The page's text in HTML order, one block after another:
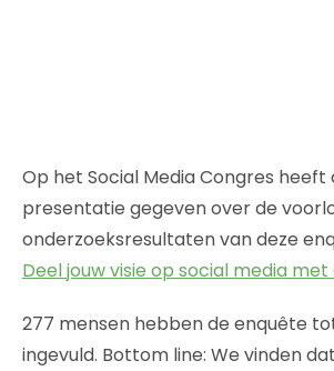
Op het Social Media Congres heeft
presentatie gegeven over de
onderzoeksresultaten van deze
Deel jouw visie op social media met
277 mensen hebben de enquête
ingevuld. Bottom line: We vinden